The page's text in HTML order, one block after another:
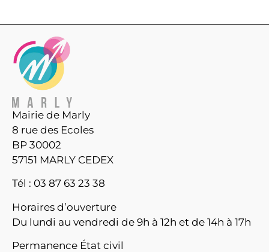
Mairie de Marly
8 rue des Ecoles
BP 30002
57151 MARLY CEDEX
Tél : 03 87 63 23 38
Horaires d’ouverture
Du lundi au vendredi de 9h à 12h et de 14h à 17h
Permanence État civil